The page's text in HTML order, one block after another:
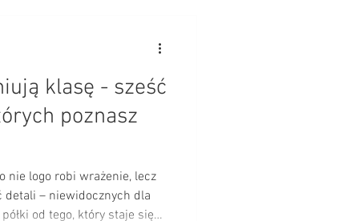
klasę - sześć
poznasz
nie logo robi wrażenie, lecz
detali – niewidocznych dla
od tego, który staje się